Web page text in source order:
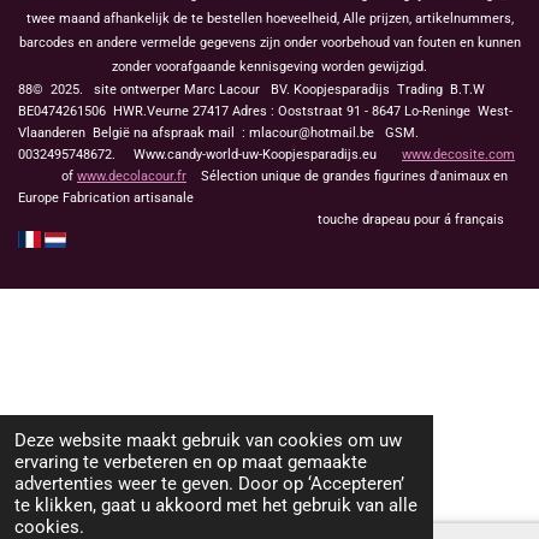
Deze website maakt gebruik van cookies om uw
ervaring te verbeteren en op maat gemaakte
advertenties weer te geven. Door op ‘Accepteren’
te klikken, gaat u akkoord met het gebruik van alle
cookies.
twee maand afhankelijk de te bestellen hoeveelheid, Alle prijzen, artikelnummers,
barcodes en andere vermelde gegevens zijn onder voorbehoud van fouten en kunnen
zonder voorafgaande kennisgeving worden gewijzigd.
88© 2025. site ontwerper Marc Lacour BV. Koopjesparadijs Trading
B.T.W
BE0474261506 HWR.Veurne 27417 Adres : Ooststraat 91 - 8647 Lo-Reninge West-
Vlaanderen België na afspraak mail : mlacour@hotmail.be GSM.
0032495748672. Www.candy-world-uw-Koopjesparadijs.eu www.decosite.com
of www.decolacour.fr Sélection unique de grandes figurines d'animaux en
Europe Fabrication artisanale
touche drapeau pour á français